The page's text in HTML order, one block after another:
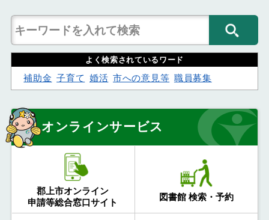
よく検索されているワード
補助金 子育て 婚活 市への意見等 職員募集
オンラインサービス
郡上市オンライン
申請等総合窓口サイト
図書館 検索・予約